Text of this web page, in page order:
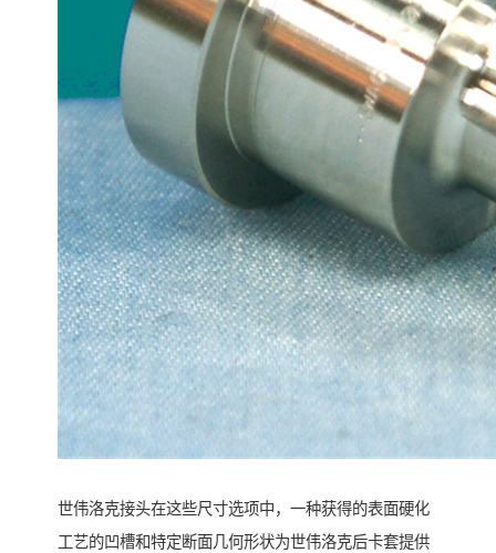
世伟洛克接头在这些尺寸选项中，一种获得的表面硬化
工艺的凹槽和特定断面几何形状为世伟洛克后卡套提供